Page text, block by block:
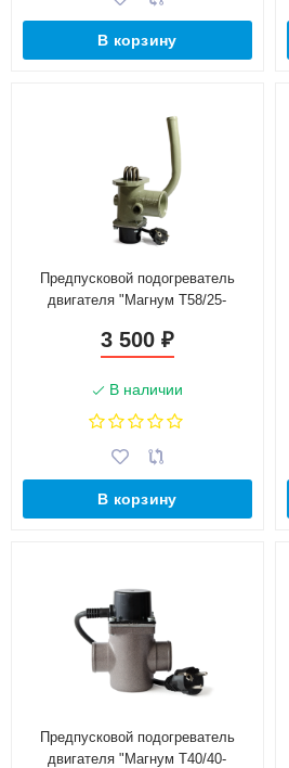
В корзину
Предпусковой подогреватель
двигателя "Магнум Т58/25-
3 500 ₽
В наличии
В корзину
Предпусковой подогреватель
двигателя "Магнум Т40/40-